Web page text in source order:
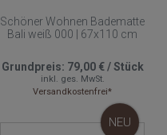
Schöner Wohnen Badematte
Bali weiß 000 | 67x110 cm
Grundpreis: 79,00 €/Stück
inkl. ges. MwSt.
Versandkostenfrei*
NEU